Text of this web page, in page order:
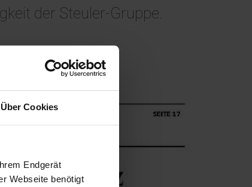
Über Cookies
Endgerät
Webseite benötigt
der Steuler-Gruppe.